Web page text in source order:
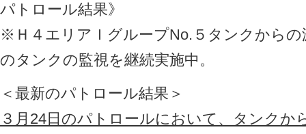
パトロール結果》
※Ｈ４エリアＩグループNo.５タンクから
のタンクの監視を継続実施中。
＜最新のパトロール結果＞
３月24日のパトロールにおいて、タンクか